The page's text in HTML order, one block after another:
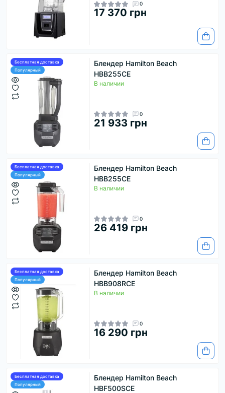
0
17 370 грн
Бесплатная доставка
Популярный
Блендер Hamilton Beach
HBB255CE
В наличии
0
21 933 грн
Бесплатная доставка
Популярный
Блендер Hamilton Beach
HBB255CE
В наличии
0
26 419 грн
Бесплатная доставка
Популярный
Блендер Hamilton Beach
HBB908RCE
В наличии
0
16 290 грн
Бесплатная доставка
Популярный
Блендер Hamilton Beach
HBF500SCE